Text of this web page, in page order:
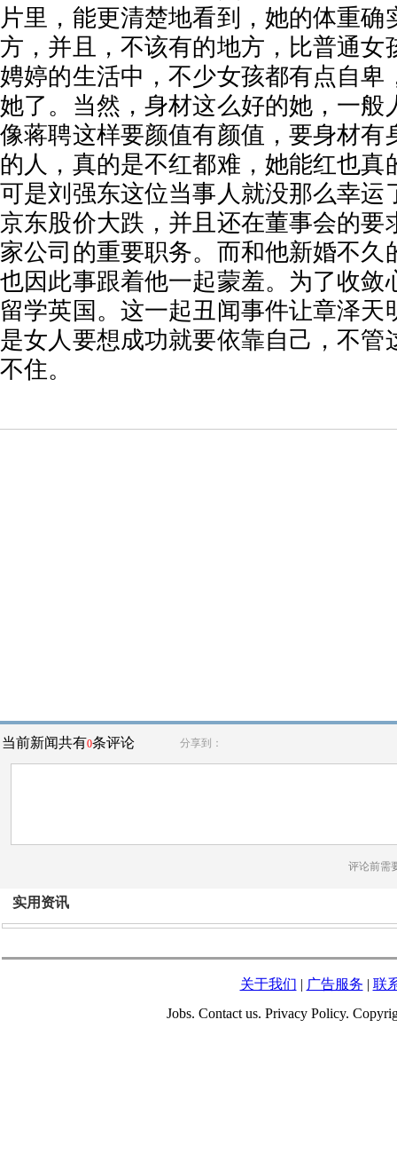
片里，能更清楚地看到，她的体重确
方，并且，不该有的地方，比普通女
娉婷的生活中，不少女孩都有点自卑
她了。当然，身材这么好的她，一般
像蒋聘这样要颜值有颜值，要身材有
的人，真的是不红都难，她能红也真
可是刘强东这位当事人就没那么幸运
京东股价大跌，并且还在董事会的要
家公司的重要职务。而和他新婚不久
也因此事跟着他一起蒙羞。为了收敛
留学英国。这一起丑闻事件让章泽天
是女人要想成功就要依靠自己，不管
不住。
当前新闻共有0条评论 分享到：
评论前需
实用资讯
关于我们 | 广告服务 | 联
Jobs. Contact us. Privacy Policy.